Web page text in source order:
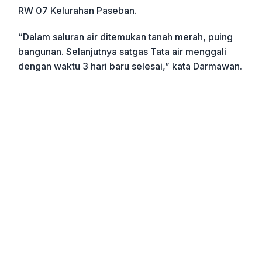
RW 07 Kelurahan Paseban.
“Dalam saluran air ditemukan tanah merah, puing
bangunan. Selanjutnya satgas Tata air menggali
dengan waktu 3 hari baru selesai,” kata Darmawan.